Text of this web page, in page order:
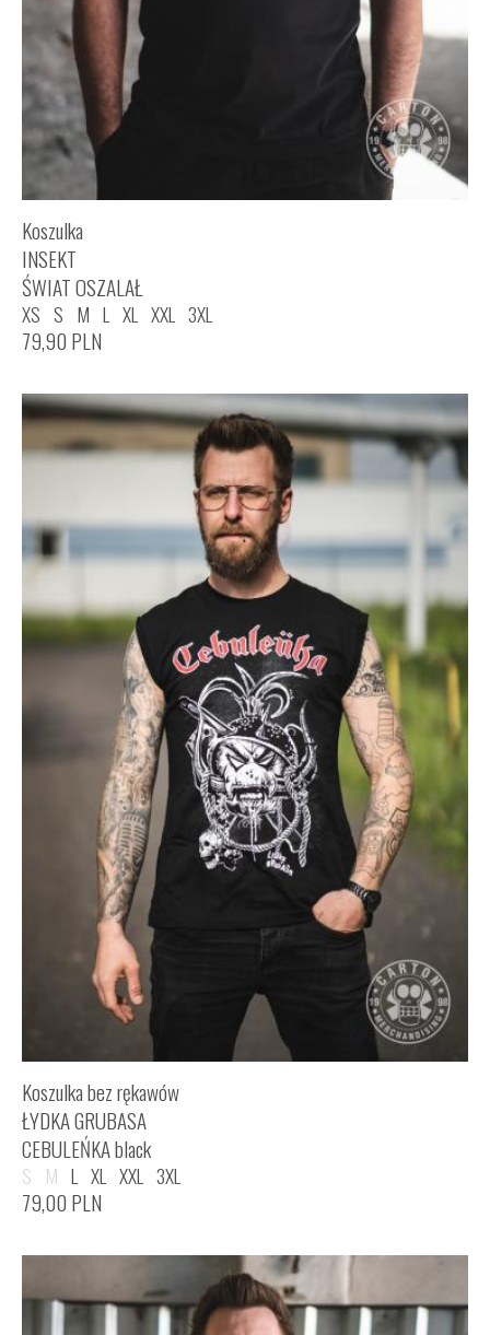
Koszulka
INSEKT
ŚWIAT OSZALAŁ
XS S M L XL XXL 3XL
79,90 PLN
Koszulka bez rękawów
ŁYDKA GRUBASA
CEBULEŃKA black
S M L XL XXL 3XL
79,00 PLN